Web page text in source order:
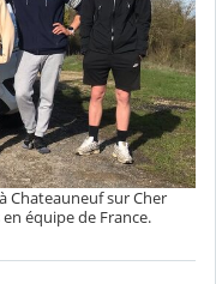
Chateauneuf sur Cher
équipe de France.